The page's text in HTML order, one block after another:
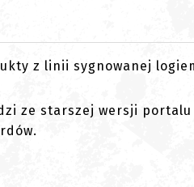
ze starszej wersji